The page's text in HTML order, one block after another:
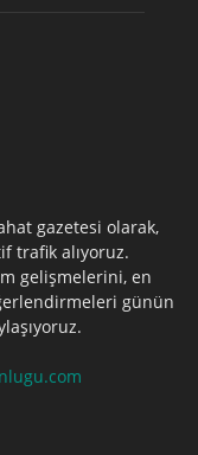
gazetesi olarak,
trafik alıyoruz.
gelişmelerini, en
günün